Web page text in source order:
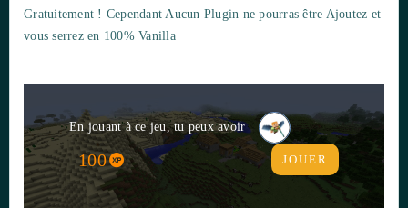
Gratuitement ! Cependant Aucun Plugin ne pourras être Ajoutez et
vous serrez en 100% Vanilla
En jouant à ce jeu, tu peux avoir
100 JOUER